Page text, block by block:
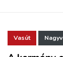
Vasút